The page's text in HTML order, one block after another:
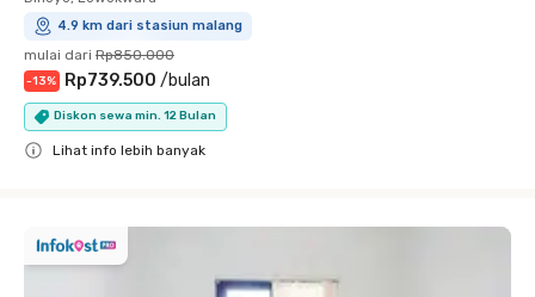
4.9 km dari stasiun malang
mulai dari Rp850.000
-13% Rp739.500 /bulan
Diskon sewa min. 12 Bulan
Lihat info lebih banyak